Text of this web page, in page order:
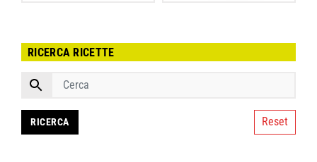
RICERCA RICETTE
Reset